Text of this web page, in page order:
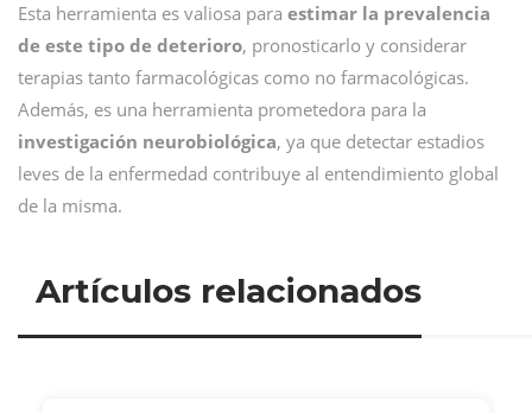
Esta herramienta es valiosa para estimar la prevalencia
de este tipo de deterioro, pronosticarlo y considerar
terapias tanto farmacológicas como no farmacológicas.
Además, es una herramienta prometedora para la
investigación neurobiológica, ya que detectar estadios
leves de la enfermedad contribuye al entendimiento global
de la misma.
Artículos relacionados